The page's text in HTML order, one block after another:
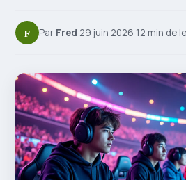
F Par Fred·29 juin 2026·12 min de